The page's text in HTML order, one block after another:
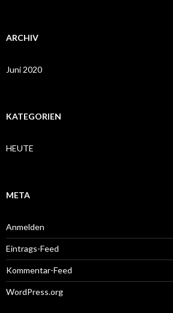
ARCHIV
Juni 2020
KATEGORIEN
HEUTE
META
Anmelden
Eintrags-Feed
Kommentar-Feed
WordPress.org